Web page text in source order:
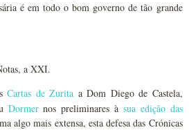
é em todo o bom governo de tão grande
a XXI.
Cartas de Zurita a Dom Diego de Castela,
Dormernos preliminares à sua edição das
algo mais extensa, esta defesa das Crónicas